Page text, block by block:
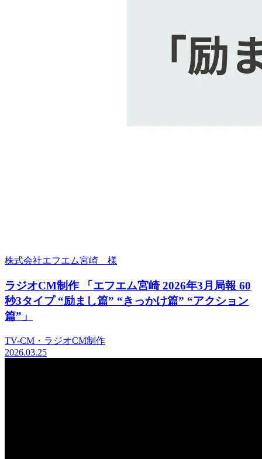
株式会社エフエム宮崎 様
ラジオCM制作 「エフエム宮崎 2026年3月局報 60
秒3タイプ “励まし篇” “きっかけ篇” “アクション
篇”」
TV-CM・ラジオCM制作
2026.03.25